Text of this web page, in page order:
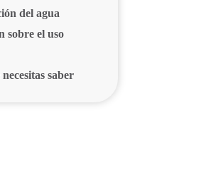
del agua
sobre el uso
saber